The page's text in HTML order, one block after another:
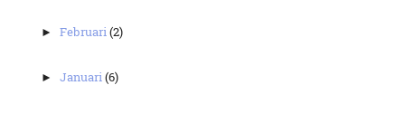
►Februari(2)
►Januari(6)